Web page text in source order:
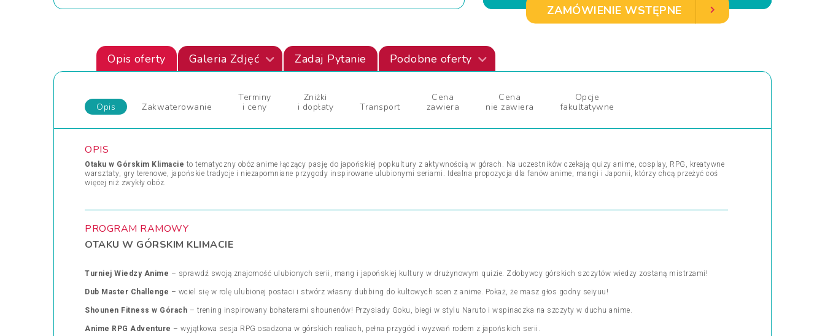
ZAMÓWIENIE WSTĘPNE
Opis oferty Galeria Zdjęć Zadaj Pytanie Podobne oferty
Opis Zakwaterowanie
Terminy
i ceny
Zniżki
i dopłaty
Transport
Cena
zawiera
Cena
nie zawiera
Opcje
fakultatywne
OPIS
Otaku w Górskim Klimacie to tematyczny obóz anime łączący pasję do japońskiej popkultury z aktywnością w górach. Na uczestników czekają quizy anime, cosplay, RPG, kreatywne
warsztaty, gry terenowe, japońskie tradycje i niezapomniane przygody inspirowane ulubionymi seriami. Idealna propozycja dla fanów anime, mangi i Japonii, którzy chcą przeżyć coś
więcej niż zwykły obóz.
PROGRAM RAMOWY
OTAKU W GÓRSKIM KLIMACIE
Turniej Wiedzy Anime – sprawdź swoją znajomość ulubionych serii, mang i japońskiej kultury w drużynowym quizie. Zdobywcy górskich szczytów wiedzy zostaną mistrzami!
Dub Master Challenge – wciel się w rolę ulubionej postaci i stwórz własny dubbing do kultowych scen z anime. Pokaż, że masz głos godny seiyuu!
Shounen Fitness w Górach – trening inspirowany bohaterami shounenów! Przysiady Goku, biegi w stylu Naruto i wspinaczka na szczyty w duchu anime.
Anime RPG Adventure – wyjątkowa sesja RPG osadzona w górskich realiach, pełna przygód i wyzwań rodem z japońskich serii.